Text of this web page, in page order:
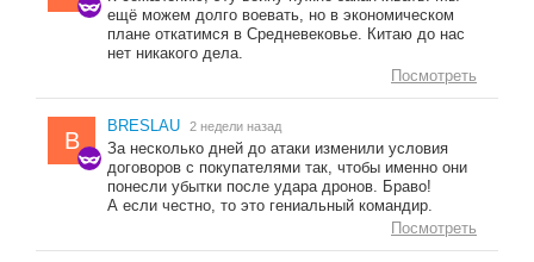
ещё можем долго воевать, но в экономическом
плане откатимся в Средневековье. Китаю до нас
нет никакого дела.
Посмотреть
B
BRESLAU 2 недели назад
За несколько дней до атаки изменили условия
договоров с покупателями так, чтобы именно они
понесли убытки после удара дронов. Браво!
А если честно, то это гениальный командир.
Посмотреть